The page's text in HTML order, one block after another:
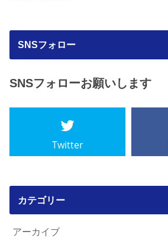
SNSフォロー
SNSフォローお願いします
Twitter
カテゴリー
アーカイブ